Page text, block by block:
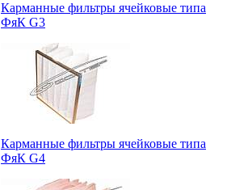
Карманные фильтры ячейковые типа
ФяК G3
Карманные фильтры ячейковые типа
ФяК G4